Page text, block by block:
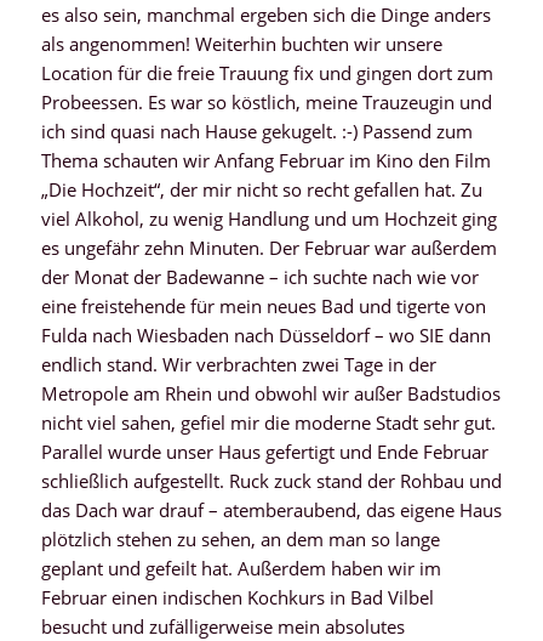
es also sein, manchmal ergeben sich die Dinge anders
als angenommen! Weiterhin buchten wir unsere
Location für die freie Trauung fix und gingen dort zum
Probeessen. Es war so köstlich, meine Trauzeugin und
ich sind quasi nach Hause gekugelt. :-) Passend zum
Thema schauten wir Anfang Februar im Kino den Film
„Die Hochzeit“, der mir nicht so recht gefallen hat. Zu
viel Alkohol, zu wenig Handlung und um Hochzeit ging
es ungefähr zehn Minuten. Der Februar war außerdem
der Monat der Badewanne – ich suchte nach wie vor
eine freistehende für mein neues Bad und tigerte von
Fulda nach Wiesbaden nach Düsseldorf – wo SIE dann
endlich stand. Wir verbrachten zwei Tage in der
Metropole am Rhein und obwohl wir außer Badstudios
nicht viel sahen, gefiel mir die moderne Stadt sehr gut.
Parallel wurde unser Haus gefertigt und Ende Februar
schließlich aufgestellt. Ruck zuck stand der Rohbau und
das Dach war drauf – atemberaubend, das eigene Haus
plötzlich stehen zu sehen, an dem man so lange
geplant und gefeilt hat. Außerdem haben wir im
Februar einen indischen Kochkurs in Bad Vilbel
besucht und zufälligerweise mein absolutes